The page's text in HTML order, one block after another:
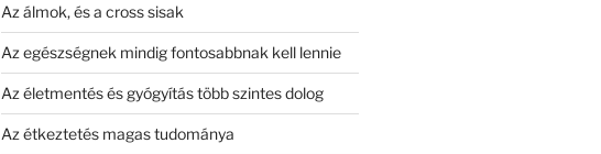
Az álmok, és a cross sisak
Az egészségnek mindig fontosabbnak kell lennie
Az életmentés és gyógyítás több szintes dolog
Az étkeztetés magas tudománya